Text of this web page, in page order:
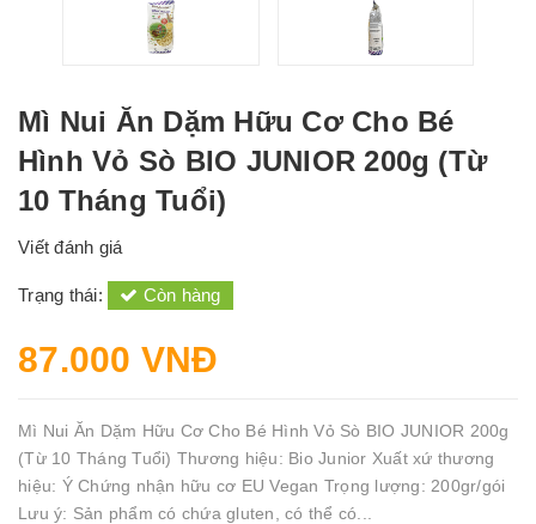
Mì Nui Ăn Dặm Hữu Cơ Cho Bé
Hình Vỏ Sò BIO JUNIOR 200g (Từ
10 Tháng Tuổi)
Viết đánh giá
Trạng thái: Còn hàng
87.000 VNĐ
Mì Nui Ăn Dặm Hữu Cơ Cho Bé Hình Vỏ Sò BIO JUNIOR 200g
(Từ 10 Tháng Tuổi) Thương hiệu: Bio Junior Xuất xứ thương
hiệu: Ý Chứng nhận hữu cơ EU Vegan Trọng lượng: 200gr/gói
Lưu ý: Sản phẩm có chứa gluten, có thể có...